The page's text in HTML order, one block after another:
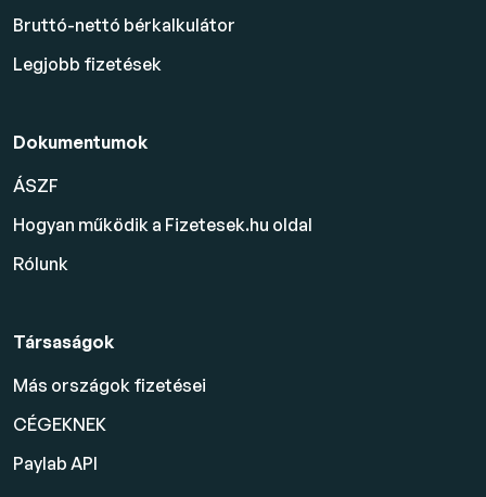
Bruttó-nettó bérkalkulátor
Legjobb fizetések
Dokumentumok
ÁSZF
Hogyan működik a Fizetesek.hu oldal
Rólunk
Társaságok
Más országok fizetései
CÉGEKNEK
Paylab API